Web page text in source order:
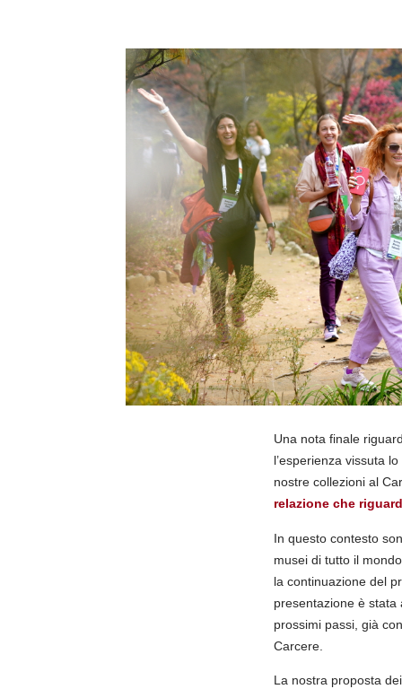
Una nota finale
l’esperienza vissuta
nostre collezioni al
relazione che
In questo contesto
musei di tutto il
la continuazione del
presentazione è
prossimi passi, già
Carcere.
La nostra proposta